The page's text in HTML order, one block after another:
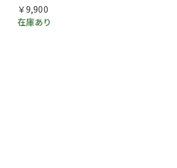
￥9,900
在庫あり